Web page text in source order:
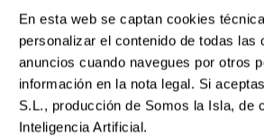
En esta web se captan cookies
personalizar el contenido de todas
anuncios cuando navegues por otros
información en la nota legal. Si
S.L., producción de Somos la Isla, de
Inteligencia Artificial.